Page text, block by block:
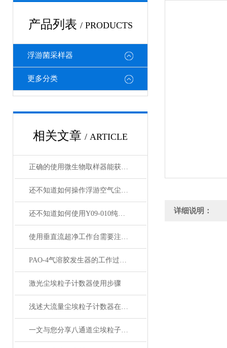
产品列表 / PRODUCTS
浮游菌采样器
更多分类
相关文章 / ARTICLE
正确的使用微生物取样器能获取准确的数据
还不知道如何操作浮游空气尘菌采样器？进来看
还不知道如何使用Y09-010纯水雾化器？进来看
使用垂直流超净工作台需要注意哪几点事项？
PAO-4气溶胶发生器的工作过程及应注意事项介绍
激光尘埃粒子计数器使用步骤
浅述大流量尘埃粒子计数器在日常使用和保养中应注意的事项
一文与您分享八通道尘埃粒子计数器的维护保养方法
详细说明：